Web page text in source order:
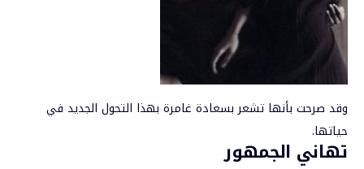
وقد صرحت بأنها تشعر بسعادة غامرة بهذا التحول الجديد في
حياتها.
تهاني الجمهور